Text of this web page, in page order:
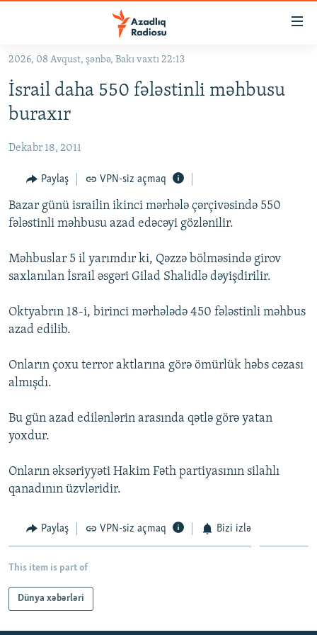
Əsas
qayıt
Əsas
qayıt
#ƏSLINDƏ
FƏRQƏ BAX
QANUNI DOĞRU
ARAŞDIRMA
MULTIMEDIA
VIDEO
FOTOQALEREYA
İNFOQRAFIKA
KARIKATURA
RADIO ARXIV
OXU ZALI
AZƏRBAYCAN ƏDƏBIYYATI KITABXANASI
İSLAM VƏ DEMOKRATIYA
İZ - MƏDƏNIYYƏT PROQRAMI
HAQQIMIZDA
MISSIYAMIZ
PEŞƏ ETIKASI VƏ JURNALISTIKA STANDARTLARIMIZ
MATERIALLARIMIZDAN ISTIFADƏ
BIZIMLƏ ƏLAQƏ
RFE/RL-in bütün saytları
2026, 08 Avqust, şənbə, Bakı vaxtı 22:13
İsrail daha 550 fələstinli məhbusu
buraxır
Dekabr 18, 2011
Paylaş VPN-siz açmaq
Bazar günü israilin ikinci mərhələ çərçivəsində 550
fələstinli məhbusu azad edəcəyi gözlənilir.
Məhbuslar 5 il yarımdır ki, Qəzzə bölməsində girov
saxlanılan İsrail əsgəri Gilad Shalidlə dəyişdirilir.
Oktyabrın 18-i, birinci mərhələdə 450 fələstinli məhbus
azad edilib.
Onların çoxu terror aktlarına görə ömürlük həbs cəzası
almışdı.
Bu gün azad edilənlərin arasında qətlə görə yatan
yoxdur.
Onların əksəriyyəti Hakim Fəth partiyasının silahlı
qanadının üzvləridir.
Paylaş VPN-siz açmaq Bizi izlə
This item is part of
Dünya xəbərləri